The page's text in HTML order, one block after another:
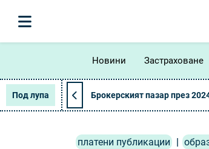
Новини Застраховане
Под лупа Брокерският пазар през
платени публикации |